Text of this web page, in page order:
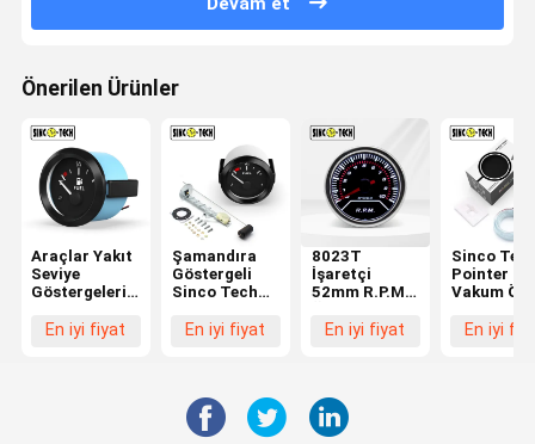
Önerilen Ürünler
Araçlar Yakıt
Seviye
Göstergeleri
Sinco Tech
En iyi fiyat
Şamandıra
Göstergeli
Sinco Tech
52mm 12V
En iyi fiyat
8023T
İşaretçi
52mm R.P.M
Kilometre
Takometre
En iyi fiyat
Sinco
Pointer
Vakum
Mobil
En iyi